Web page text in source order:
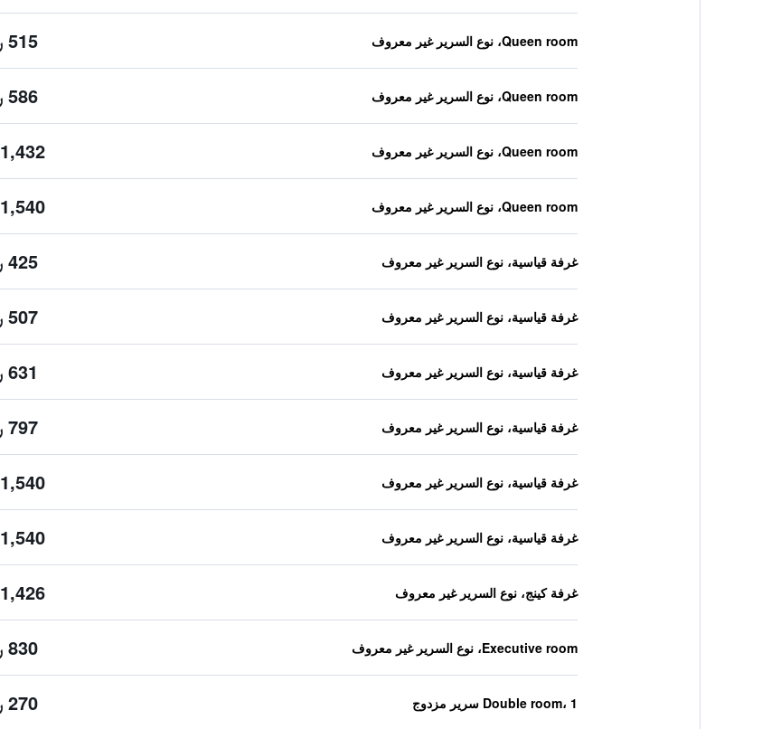
Queen room، نوع السرير غير معروف 515 ﷼
Queen room، نوع السرير غير معروف 586 ﷼
Queen room، نوع السرير غير معروف 1,432 ﷼
Queen room، نوع السرير غير معروف 1,540 ﷼
غرفة قياسية، نوع السرير غير معروف 425 ﷼
غرفة قياسية، نوع السرير غير معروف 507 ﷼
غرفة قياسية، نوع السرير غير معروف 631 ﷼
غرفة قياسية، نوع السرير غير معروف 797 ﷼
غرفة قياسية، نوع السرير غير معروف 1,540 ﷼
غرفة قياسية، نوع السرير غير معروف 1,540 ﷼
غرفة كينج، نوع السرير غير معروف 1,426 ﷼
Executive room، نوع السرير غير معروف 830 ﷼
Double room، 1 سرير مزدوج 270 ﷼